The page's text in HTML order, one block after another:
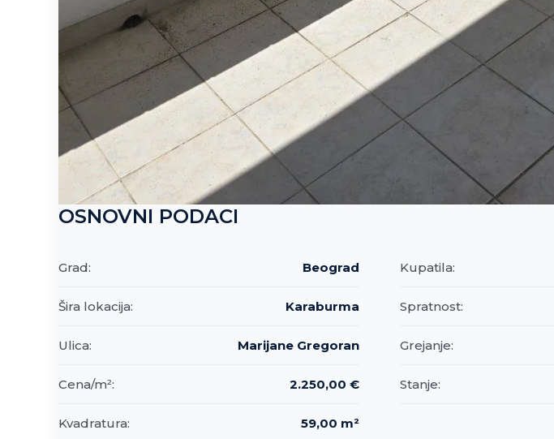
OSNOVNI PODACI
Grad: Beograd
Šira lokacija: Karaburma
Ulica: Marijane Gregoran
Cena/m²: 2.250,00 €
Kvadratura: 59,00 m²
Kupatila:
Spratnost:
Grejanje:
Stanje: